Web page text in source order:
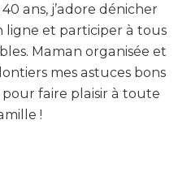
ans, j’adore dénicher
ligne et participer à tous
Maman organisée et
mes astuces bons
faire plaisir à toute
!